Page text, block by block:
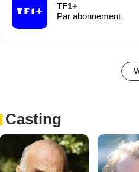
TF1+
Par abonnement
Casting